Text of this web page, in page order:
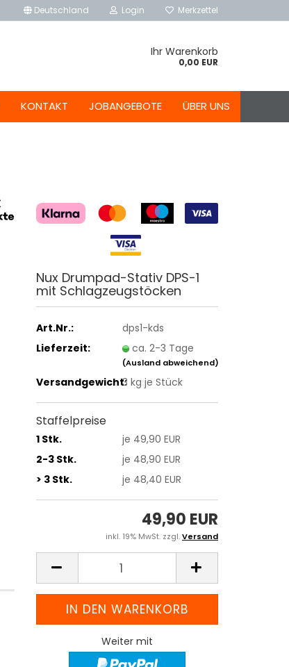
Deutschland Login Merkzettel
Ihr Warenkorb
0,00 EUR
KONTAKT JOBANGEBOTE ÜBER UNS
Nux Drumpad-Stativ DPS-1
mit Schlagzeugstöcken
Art.Nr.:
dps1-kds
Lieferzeit:
ca. 2-3 Tage
(Ausland abweichend)
Versandgewicht:
3 kg je Stück
Staffelpreise
1 Stk.
je 49,90 EUR
2-3 Stk.
je 48,90 EUR
> 3 Stk.
je 48,40 EUR
49,90 EUR
inkl. 19% MwSt. zzgl.Versand
Weiter mit